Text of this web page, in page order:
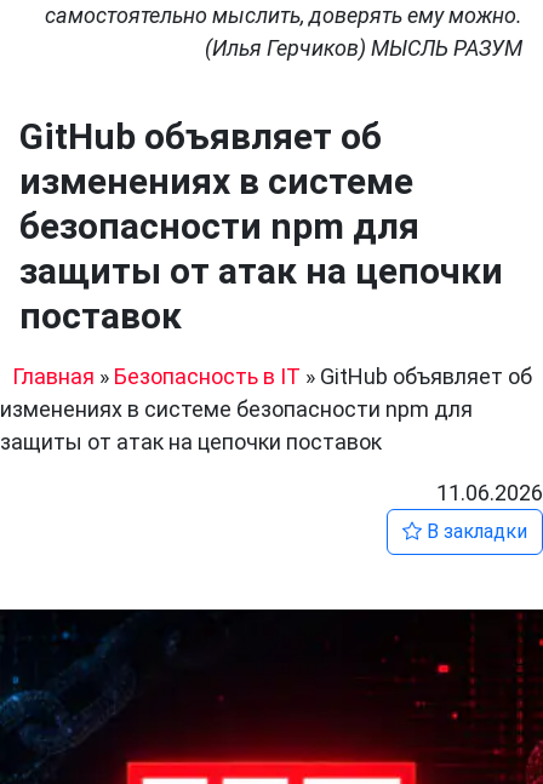
самостоятельно мыслить, доверять ему можно.
(Илья Герчиков) МЫСЛЬ РАЗУМ
GitHub объявляет об
изменениях в системе
безопасности npm для
защиты от атак на цепочки
поставок
Главная » Безопасность в IT » GitHub объявляет об
изменениях в системе безопасности npm для
защиты от атак на цепочки поставок
11.06.2026
В закладки